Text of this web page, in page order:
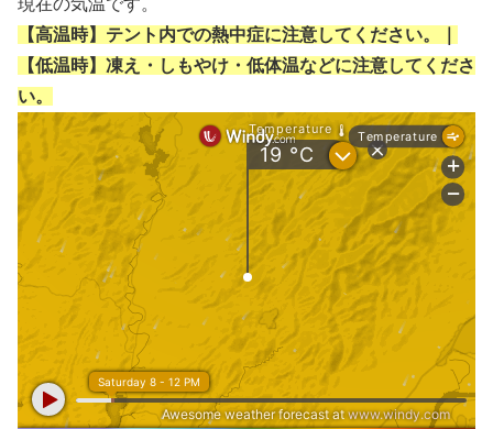
【高温時】テント内での熱中症に注意してください。｜
【低温時】凍え・しもやけ・低体温などに注意してくださ
い。